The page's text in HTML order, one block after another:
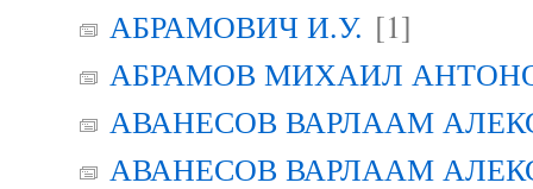
АБРАМОВИЧ И.У. [1]
АБРАМОВ МИХАИЛ
АВАНЕСОВ ВАРЛААМ
АВАНЕСОВ ВАРЛААМ